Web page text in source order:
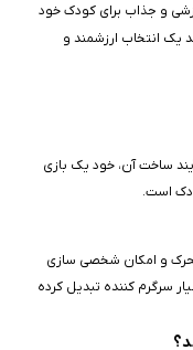
و جذاب برای کودک خود
سگ‌ های نگهبان کد 863 میتواند یک انتخاب ارزشمند و
ساخت آن، خود یک بازی
است.
و امکان شخصی‌ سازی
سرگرم‌ کننده تبدیل کرده